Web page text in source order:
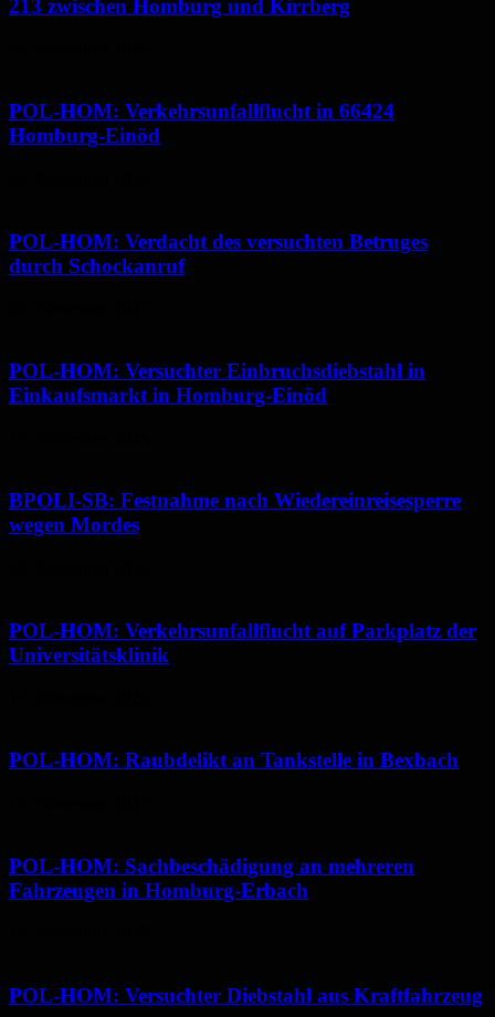
213 zwischen Homburg und Kirrberg
POL-HOM: Verkehrsunfallflucht in 66424
Homburg-Einöd
POL-HOM: Verdacht des versuchten Betruges
durch Schockanruf
POL-HOM: Versuchter Einbruchsdiebstahl in
Einkaufsmarkt in Homburg-Einöd
BPOLI-SB: Festnahme nach Wiedereinreisesperre
wegen Mordes
POL-HOM: Verkehrsunfallflucht auf Parkplatz der
Universitätsklinik
POL-HOM: Raubdelikt an Tankstelle in Bexbach
POL-HOM: Sachbeschädigung an mehreren
Fahrzeugen in Homburg-Erbach
POL-HOM: Versuchter Diebstahl aus Kraftfahrzeug